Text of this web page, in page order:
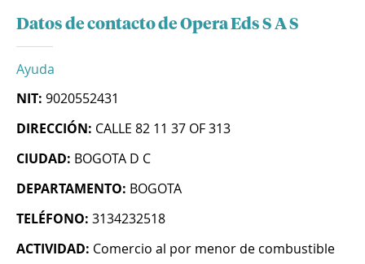
Datos de contacto de Opera Eds S A S
Ayuda
NIT: 9020552431
DIRECCIÓN: CALLE 82 11 37 OF 313
CIUDAD: BOGOTA D C
DEPARTAMENTO: BOGOTA
TELÉFONO: 3134232518
ACTIVIDAD: Comercio al por menor de combustible